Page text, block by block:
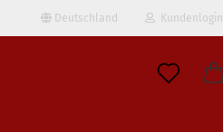
Deutschland Kundenlogin